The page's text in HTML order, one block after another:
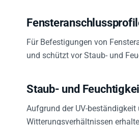
Für Befestigungen von
und schützt vor Staub- und
Staub- und
Aufgrund der UV-
Witterungsverhältnissen